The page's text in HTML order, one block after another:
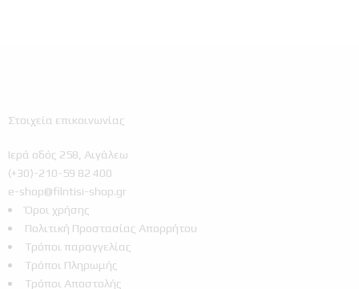
Στοιχεία επικοινωνίας
Ιερά οδός 258, Αιγάλεω
(+30)-210-59 82 400
e-shop@filntisi-shop.gr
Όροι χρήσης
Πολιτική Προστασίας Απορρήτου
Τρόποι παραγγελίας
Τρόποι Πληρωμής
Τρόποι Αποστολής